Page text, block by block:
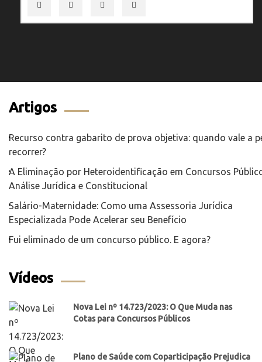
Artigos
Recurso contra gabarito de prova objetiva: quando vale a
recorrer?
A Eliminação por Heteroidentificação em Concursos
Análise Jurídica e Constitucional
Salário-Maternidade: Como uma Assessoria Jurídica
Especializada Pode Acelerar seu Benefício
Fui eliminado de um concurso público. E agora?
Vídeos
Nova Lei nº 14.723/2023: O Que Muda nas
Cotas para Concursos Públicos
Plano de Saúde com Coparticipação Prejudica